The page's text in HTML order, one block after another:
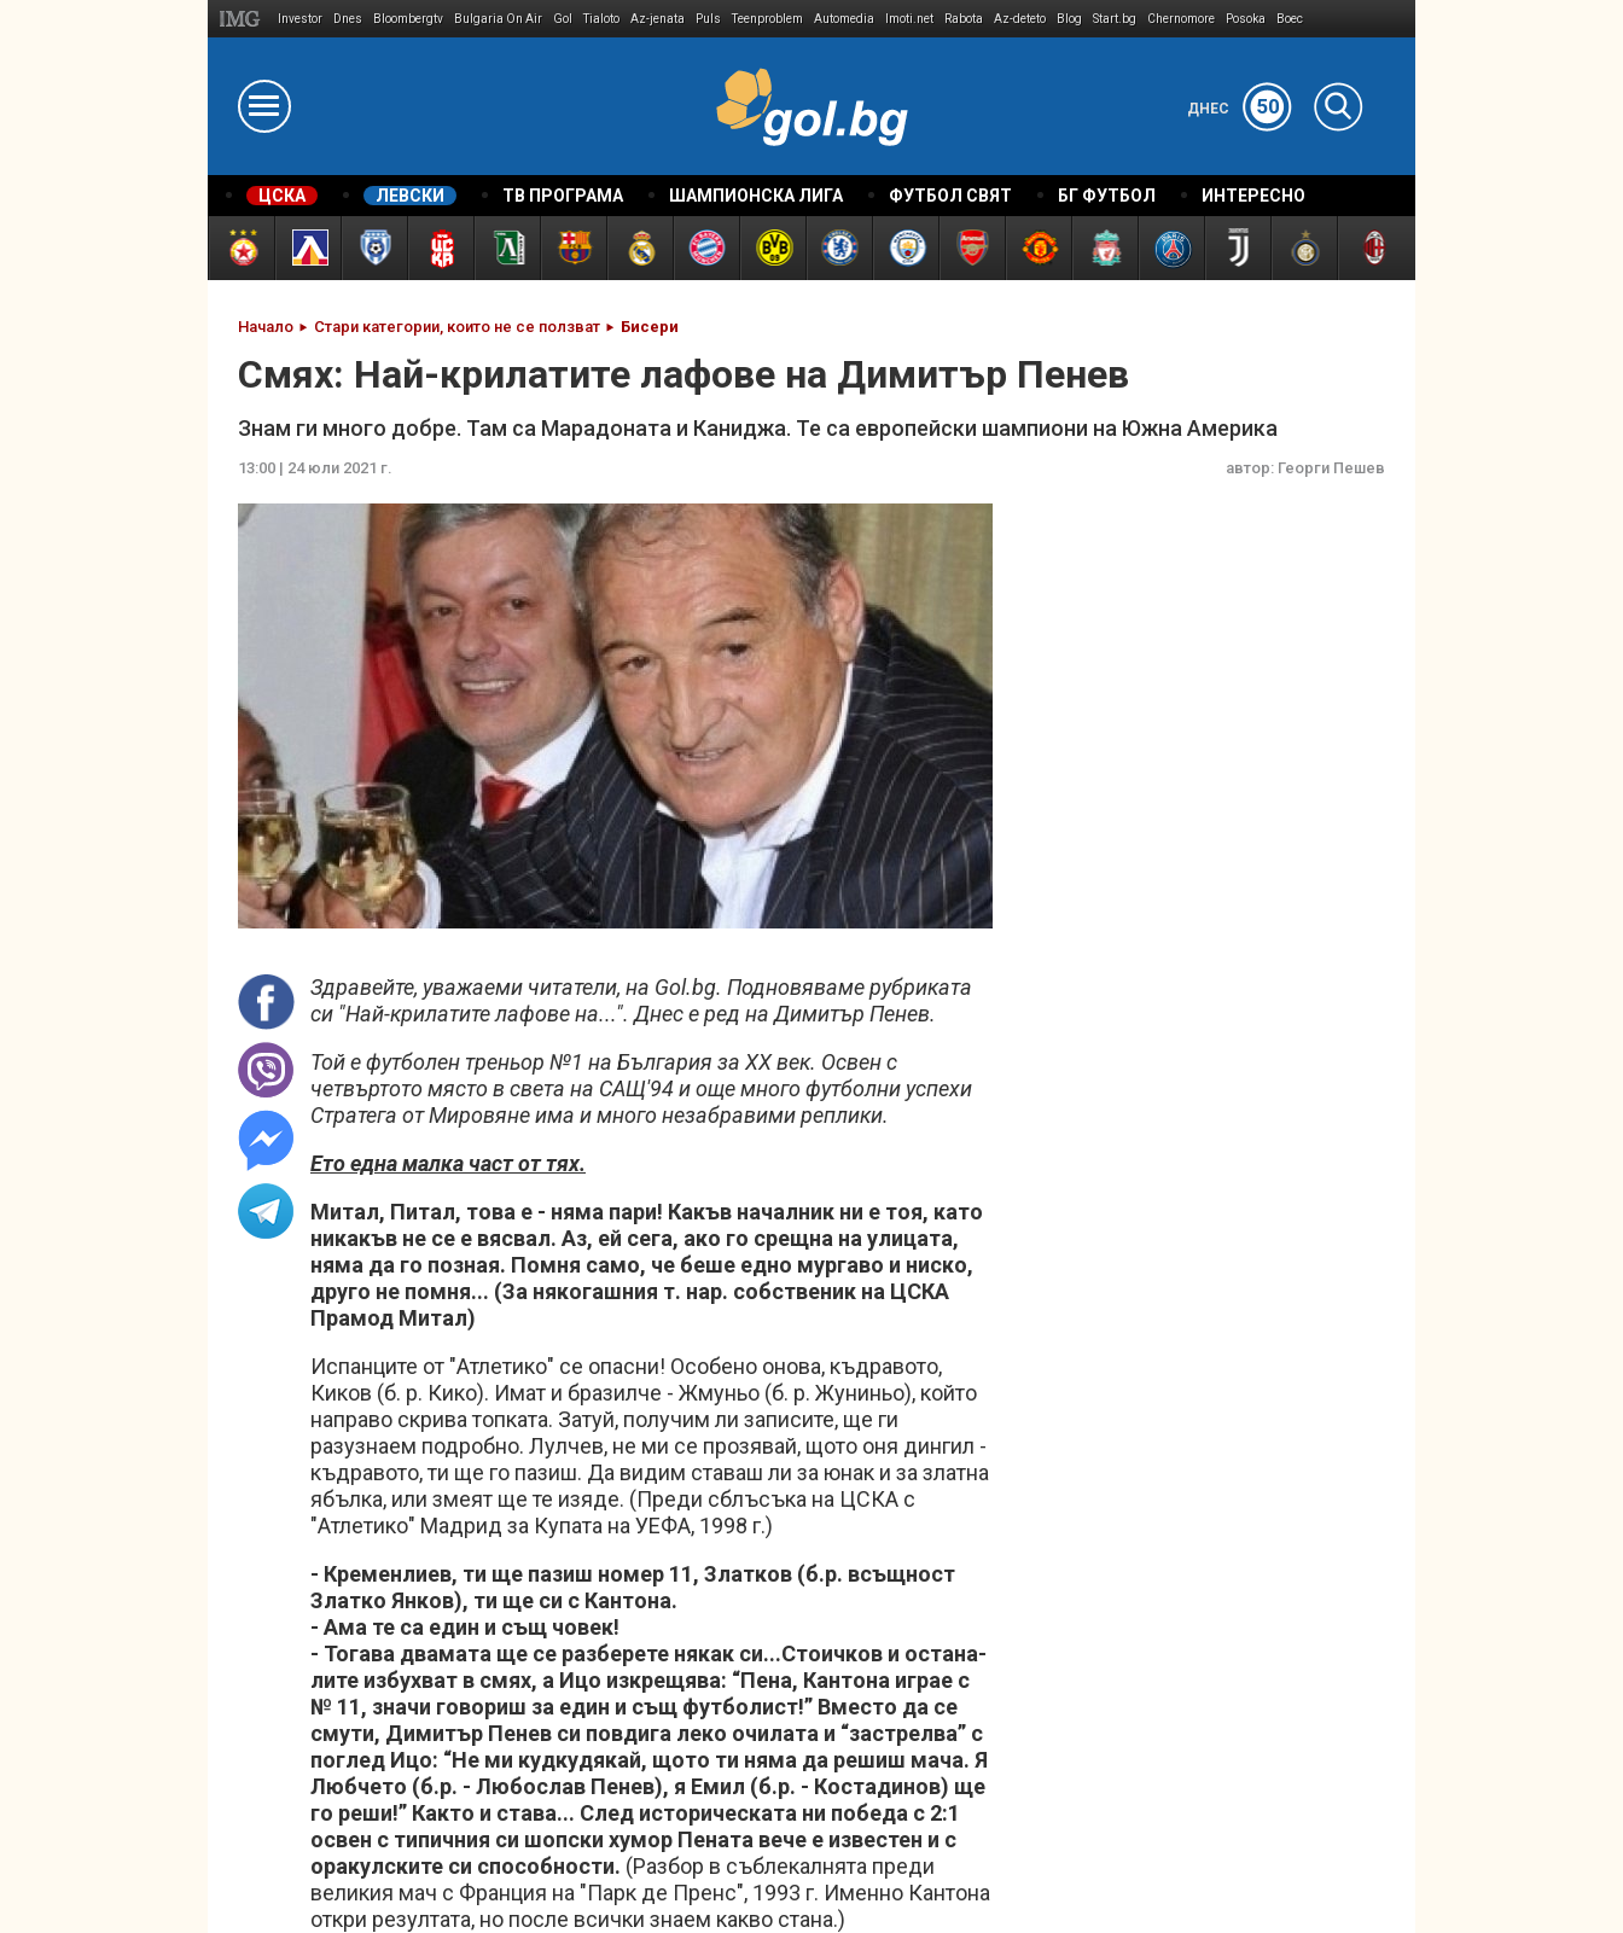
Investor Dnes Bloombergtv Bulgaria On Air Gol Tialoto Az-jenata Puls Teenproblem Automedia Imoti.net Rabota Az-deteto Blog Start.bg Chernomore Posoka Boec
ДНЕС 50
ЦСКА ЛЕВСКИ ТВ ПРОГРАМА ШАМПИОНСКА ЛИГА ФУТБОЛ СВЯТ БГ ФУТБОЛ ИНТЕРЕСНО
Начало Стари категории, които не се ползват Бисери
Смях: Най-крилатите лафове на Димитър Пенев
Знам ги много добре. Там са Марадоната и Каниджа. Те са европейски шампиони на Южна Америка
13:00 | 24 юли 2021 г. автор: Георги Пешев
Здравейте, уважаеми читатели, на Gol.bg. Подновяваме рубриката
си "Най-крилатите лафове на...". Днес е ред на Димитър Пенев.
Той е футболен треньор №1 на България за ХХ век. Освен с
четвъртото място в света на САЩ'94 и още много футболни успехи
Стратега от Мировяне има и много незабравими реплики.
Ето една малка част от тях.
Митал, Питал, това е - няма пари! Какъв началник ни е тоя, като
никакъв не се е вясвал. Аз, ей сега, ако го срещна на улицата,
няма да го позная. Помня само, че беше едно мургаво и ниско,
друго не помня... (За някогашния т. нар. собственик на ЦСКА
Прамод Митал)
Испанците от "Атлетико" се опасни! Особено онова, къдравото,
Киков (б. р. Кико). Имат и бразилче - Жмуньо (б. р. Жуниньо), който
направо скрива топката. Затуй, получим ли записите, ще ги
разузнаем подробно. Лулчев, не ми се прозявай, щото оня дингил -
къдравото, ти ще го пазиш. Да видим ставаш ли за юнак и за златна
ябълка, или змеят ще те изяде. (Преди сблъсъка на ЦСКА с
"Атлетико" Мадрид за Купата на УЕФА, 1998 г.)
- Кременлиев, ти ще пазиш номер 11, Златков (б.р. всъщност
Златко Янков), ти ще си с Кантона.
- Ама те са един и същ човек!
- Тогава двамата ще се разберете някак си...Сто­ич­ков и оста­на­
ли­те из­бух­ват в смях, а Ицо из­к­ре­щя­ва: “Пе­на, Кан­то­на иг­рае с
№ 11, зна­чи го­во­риш за един и същ фут­бо­лист!” Вместо да се
сму­ти, Ди­ми­тър Пе­нев си пов­ди­­га ле­ко очи­ла­та и “за­ст­рел­­ва” с
пог­лед Ицо: “Не ми куд­ку­дя­кай, що­то ти ня­ма да ре­шиш ма­ча. Я
Люб­че­то (б.р. - Лю­бослав Пе­нев), я Емил (б.р. - Коста­ди­нов) ще
го ре­ши!” Как­то и ста­ва... След исто­ри­ческа­та ни по­бе­да с 2:1
ос­вен с ти­пич­ния си шопски ху­мор Пе­на­та ве­че е из­вестен и с
ора­кул­ски­те си спо­соб­ности. (Разбор в съблекалнята преди
великия мач с Франция на "Парк де Пренс", 1993 г. Именно Кантона
откри резултата, но после всички знаем какво стана.)